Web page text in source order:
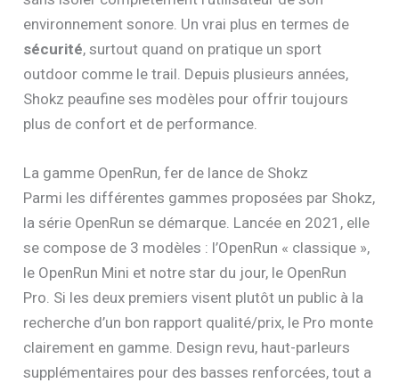
environnement sonore. Un vrai plus en termes de
sécurité, surtout quand on pratique un sport
outdoor comme le trail. Depuis plusieurs années,
Shokz peaufine ses modèles pour offrir toujours
plus de confort et de performance.
La gamme OpenRun, fer de lance de Shokz
Parmi les différentes gammes proposées par Shokz,
la série OpenRun se démarque. Lancée en 2021, elle
se compose de 3 modèles : l’OpenRun « classique »,
le OpenRun Mini et notre star du jour, le OpenRun
Pro. Si les deux premiers visent plutôt un public à la
recherche d’un bon rapport qualité/prix, le Pro monte
clairement en gamme. Design revu, haut-parleurs
supplémentaires pour des basses renforcées, tout a